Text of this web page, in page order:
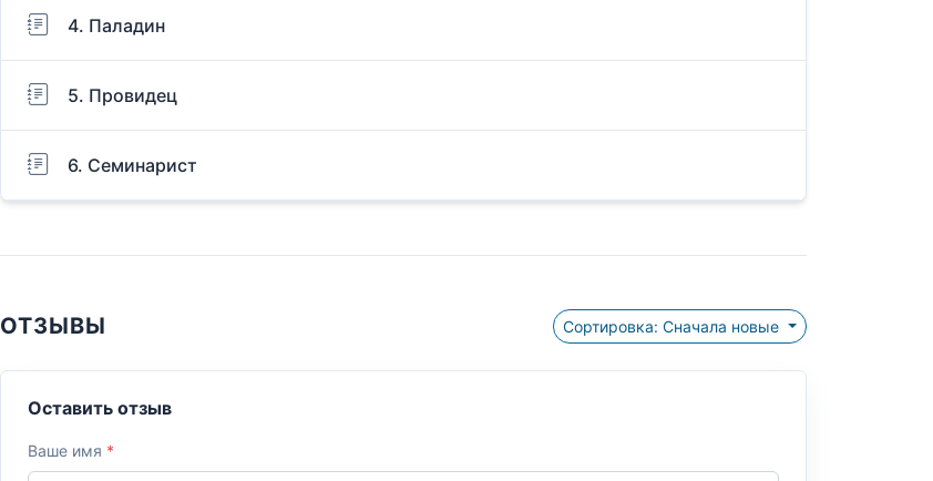
4. Паладин
5. Провидец
6. Семинарист
ОТЗЫВЫ Сортировка: Сначала новые
Оставить отзыв
Ваше имя *